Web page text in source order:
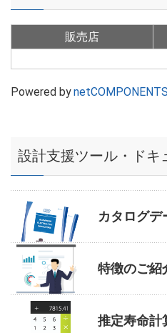
販売店
Powered bynetCOMPONENTS
設計支援ツール・ドキ
カタログデ
特徴のご紹
推定寿命計